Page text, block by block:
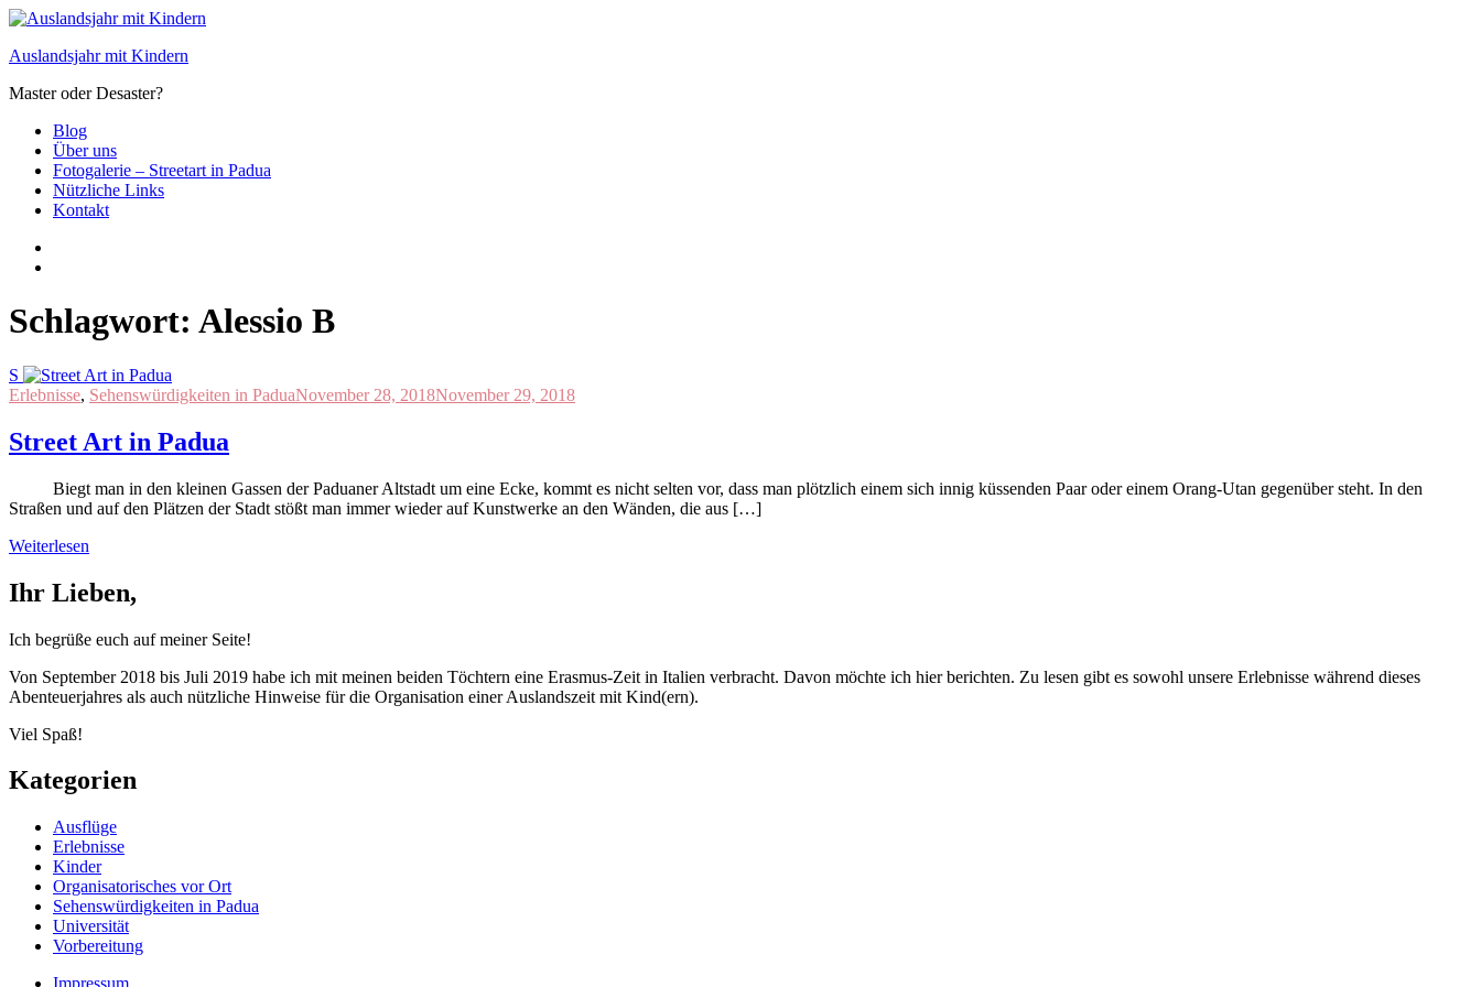
Zum
springen
Auslandsjahr mit Kindern
Master oder Desaster?
Blog
Über uns
Fotogalerie – Streetart in Padua
Nützliche Links
Kontakt
Schlagwort: Alessio B
S
Erlebnisse, Sehenswürdigkeiten in PaduaNovember 28, 2018November 29, 2018
Street Art in Padua
Biegt man in den kleinen Gassen der Paduaner Altstadt um eine Ecke, kommt es nicht selten vor, dass man plötzlich einem sich innig küssenden Paar oder einem Orang-Utan gegenüber steht. In den
Straßen und auf den Plätzen der Stadt stößt man immer wieder auf Kunstwerke an den Wänden, die aus […]
Weiterlesen
Ihr Lieben,
Ich begrüße euch auf meiner Seite!
Von September 2018 bis Juli 2019 habe ich mit meinen beiden Töchtern eine Erasmus-Zeit in Italien verbracht. Davon möchte ich hier berichten. Zu lesen gibt es sowohl unsere Erlebnisse während dieses
Abenteuerjahres als auch nützliche Hinweise für die Organisation einer Auslandszeit mit Kind(ern).
Viel Spaß!
Kategorien
Ausflüge
Erlebnisse
Kinder
Organisatorisches vor Ort
Sehenswürdigkeiten in Padua
Universität
Vorbereitung